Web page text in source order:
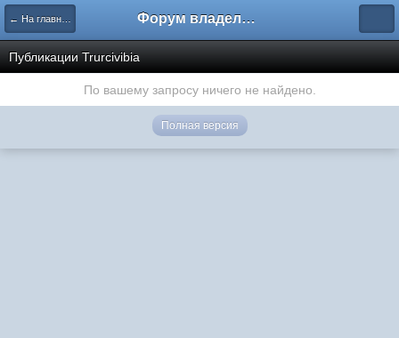
← На главную Форум владельцев интернет-магазинов
Публикации Trurcivibia
По вашему запросу ничего не найдено.
Полная версия